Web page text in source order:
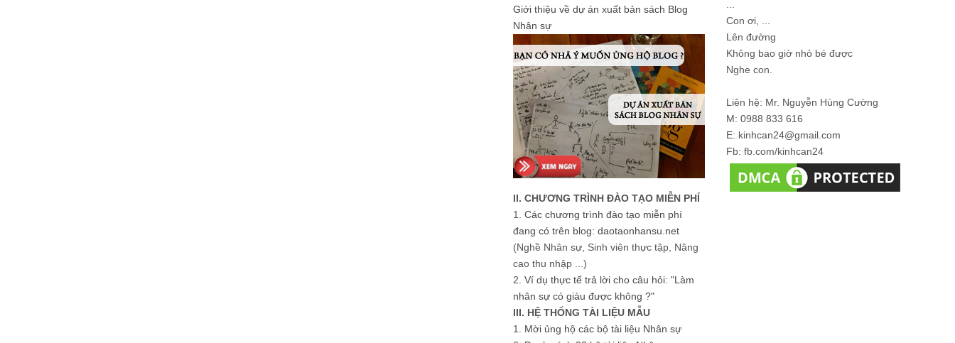
Giới thiệu về dự án xuất bản sách Blog
Nhân sự
II. CHƯƠNG TRÌNH ĐÀO TẠO MIỄN PHÍ
1. Các chương trình đào tạo miễn phí
đang có trên blog: daotaonhansu.net
(Nghề Nhân sự, Sinh viên thực tập, Nâng
cao thu nhập ...)
2. Ví dụ thực tế trả lời cho câu hỏi: "Làm
nhân sự có giàu được không ?"
III. HỆ THỐNG TÀI LIỆU MẪU
1. Mời ủng hộ các bộ tài liệu Nhân sự
Con ơi, ...
Lên đường
Không bao giờ nhỏ bé được
Nghe con.
Liên hệ: Mr. Nguyễn Hùng Cường
M: 0988 833 616
E: kinhcan24@gmail.com
Fb: fb.com/kinhcan24